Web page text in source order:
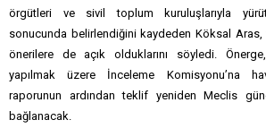
örgütleri ve sivil toplum kuruluşlarıyla
sonucunda belirlendiğini kaydeden Köksal
önerilere de açık olduklarını söyledi.
yapılmak üzere İnceleme Komisyonu’na
raporunun ardından teklif yeniden Meclis
bağlanacak.